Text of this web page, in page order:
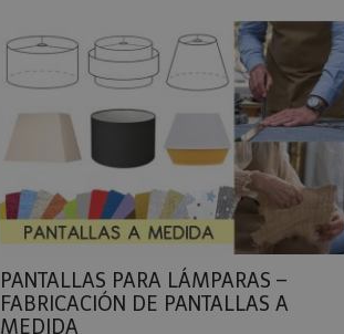
PANTALLAS PARA LÁMPARAS –
FABRICACIÓN DE PANTALLAS A
MEDIDA